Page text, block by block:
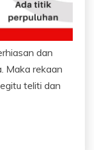
dan
Maka rekaan
teliti dan